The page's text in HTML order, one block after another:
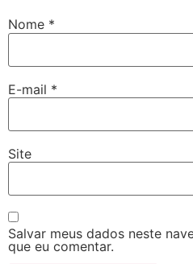
Nome *
E-mail *
Site
Salvar meus dados neste
que eu comentar.